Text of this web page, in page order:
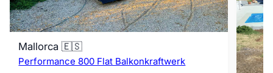
Mallorca 🇪🇸
Performance 800 Flat Balkonkraftwerk